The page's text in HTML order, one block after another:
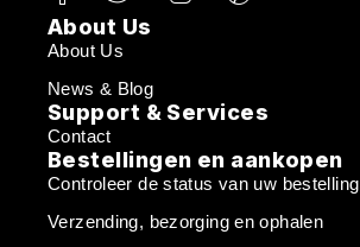
About Us
About Us
News & Blog
Support & Services
Contact
Bestellingen en aankopen
Controleer de status van uw bestelling
Verzending, bezorging en ophalen